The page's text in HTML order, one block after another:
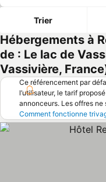
Trier
Hébergements à
de : Le lac de
Vassivière,
Ce référencement par
l’utilisateur, le tarif
annonceurs. Les offres ne
Comment fonctionne